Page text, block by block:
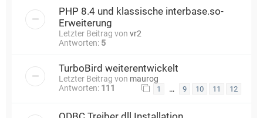
PHP 8.4 und klassische interbase.so-
Erweiterung
Letzter Beitrag von vr2
Antworten: 5
TurboBird weiterentwickelt
Letzter Beitrag von maurog
Antworten: 111 1 … 9 10 11 12